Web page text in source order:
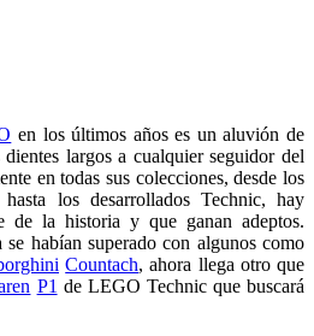
en los últimos años es un aluvión de
largos a cualquier seguidor del
en todas sus colecciones, desde los
los desarrollados Technic, hay
de la historia y que ganan adeptos.
se habían superado con algunos como
Countach, ahora llega otro que
P1 de LEGO Technic que buscará